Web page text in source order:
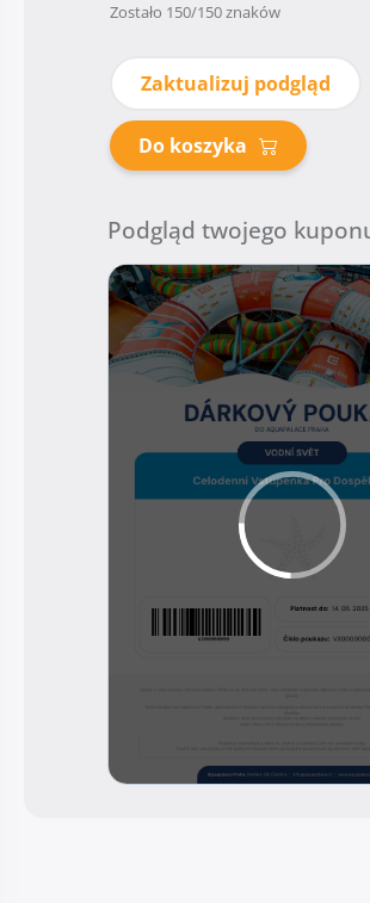
Zostało 150/150 znaków
Zaktualizuj podgląd
Do koszyka
Podgląd twojego